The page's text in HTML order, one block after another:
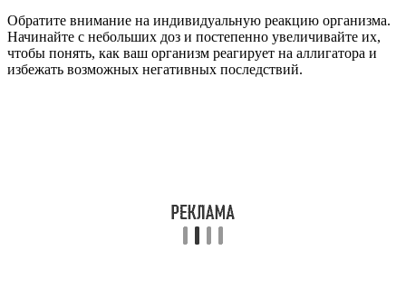
Обратите внимание на индивидуальную реакцию организма.
Начинайте с небольших доз и постепенно увеличивайте их,
чтобы понять, как ваш организм реагирует на аллигатора и
избежать возможных негативных последствий.